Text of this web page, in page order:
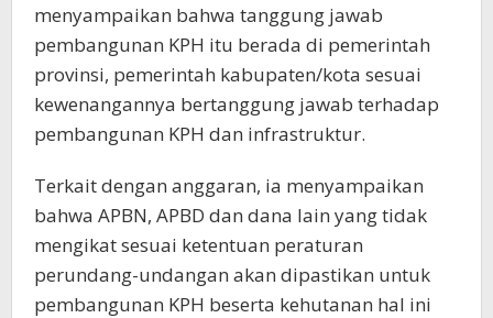
menyampaikan bahwa tanggung jawab
pembangunan KPH itu berada di pemerintah
provinsi, pemerintah kabupaten/kota sesuai
kewenangannya bertanggung jawab terhadap
pembangunan KPH dan infrastruktur.
Terkait dengan anggaran, ia menyampaikan
bahwa APBN, APBD dan dana lain yang tidak
mengikat sesuai ketentuan peraturan
perundang-undangan akan dipastikan untuk
pembangunan KPH beserta kehutanan hal ini